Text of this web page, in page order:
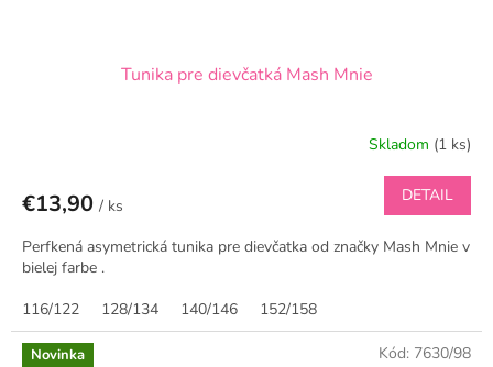
Tunika pre dievčatká Mash Mnie
Skladom (1 ks)
€13,90 / ks
DETAIL
Perfkená asymetrická tunika pre dievčatka od značky Mash Mnie v
bielej farbe .
116/122
128/134 140/146 152/158
Novinka Kód: 7630/98